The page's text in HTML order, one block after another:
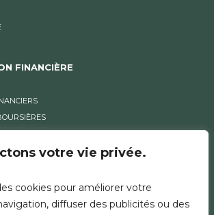
votre vie privée.
cookies pour améliorer votre
diffuser des publicités ou des
FINANCIÈRE